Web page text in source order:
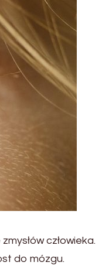
człowieka.
do mózgu.